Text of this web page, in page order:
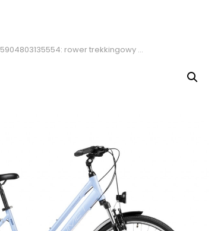
5904803135554: rower trekkingowy romet gazela 26 1 2023, kolor niebieski-biały, rozmiar 15″